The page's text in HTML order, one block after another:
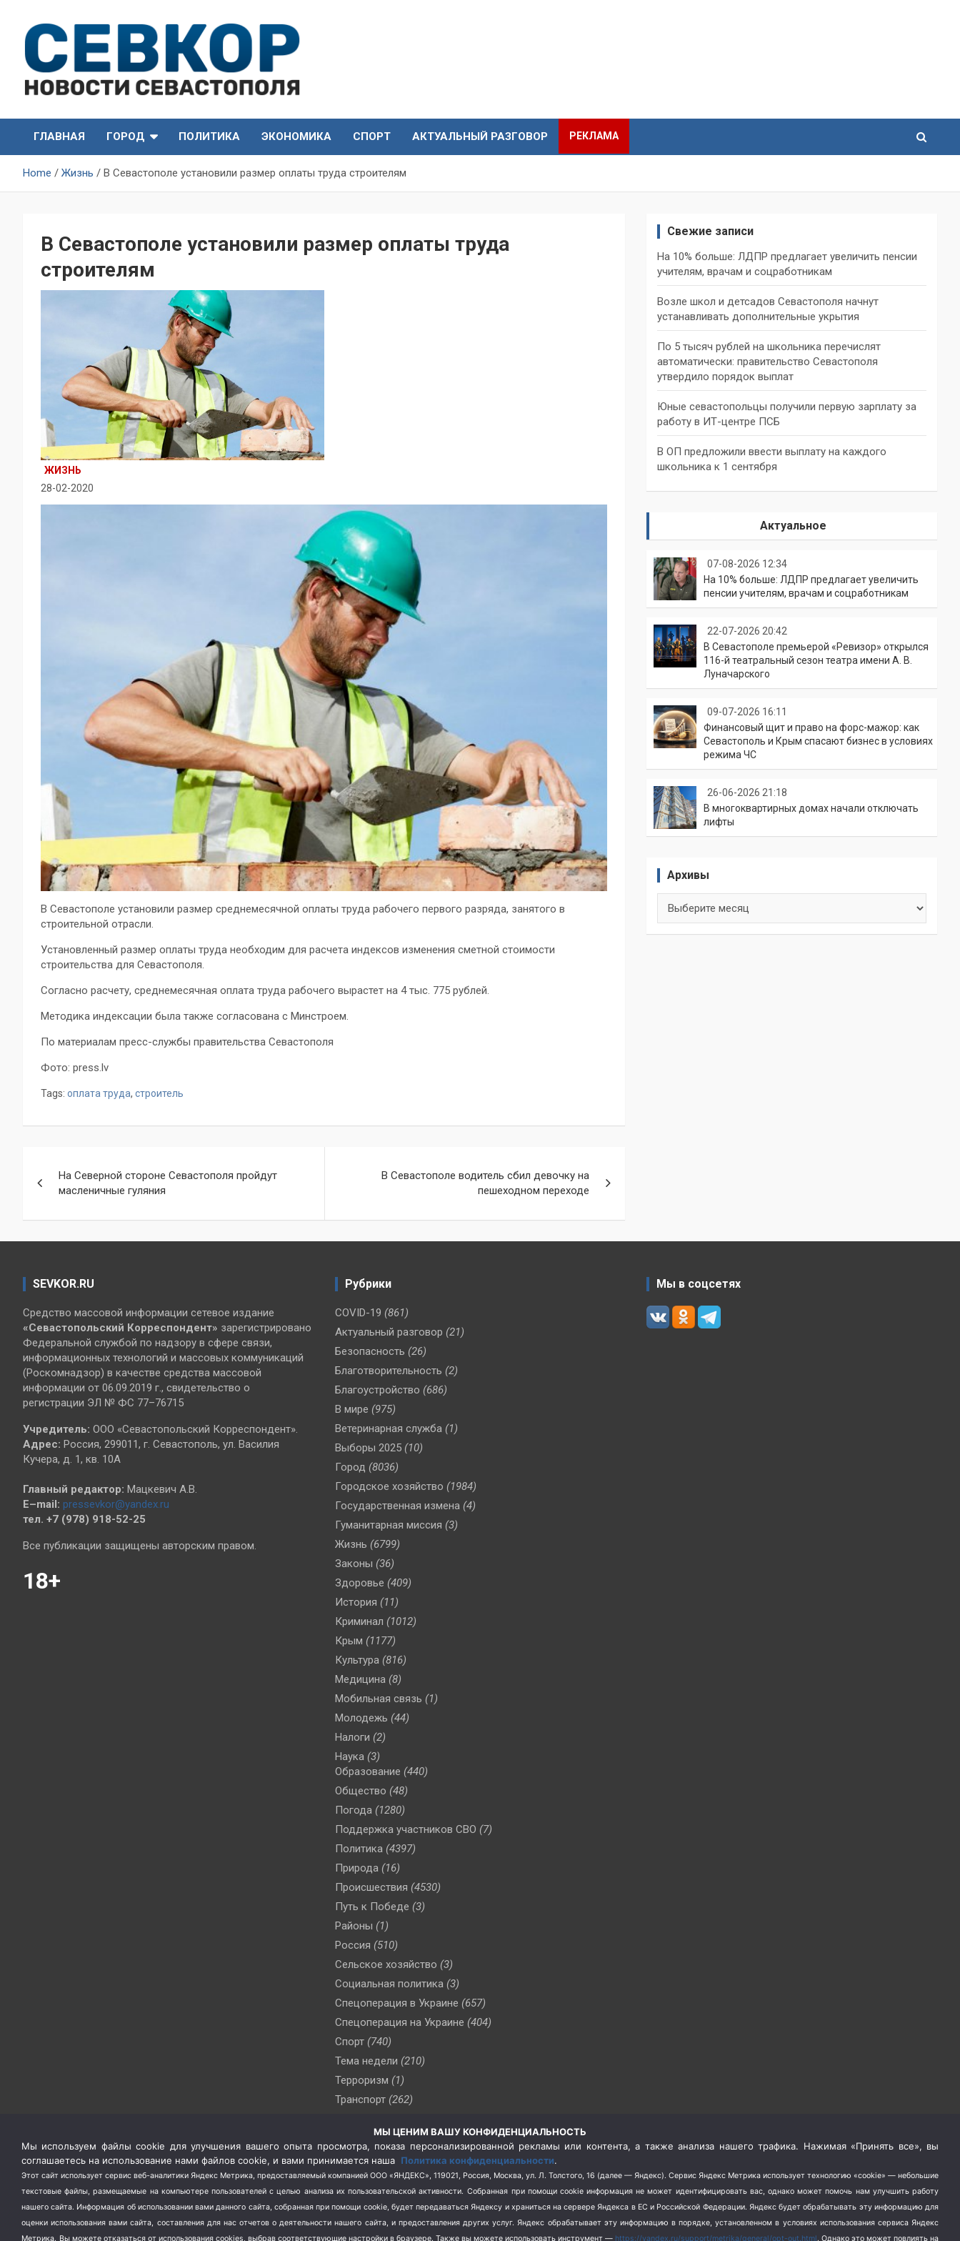
content
СевКор — Новости
Севастополя
Севастополя
ГЛАВНАЯ
ГОРОД ПОЛИТИКА ЭКОНОМИКА СПОРТ АКТУАЛЬНЫЙ РАЗГОВОР РЕКЛАМА
Home Жизнь В Севастополе установили размер оплаты труда строителям
В Севастополе установили размер оплаты труда
строителям
ЖИЗНЬ
28-02-2020
В Севастополе установили размер среднемесячной оплаты труда рабочего первого разряда, занятого в
строительной отрасли.
Установленный размер оплаты труда необходим для расчета индексов изменения сметной стоимости
строительства для Севастополя.
Согласно расчету, среднемесячная оплата труда рабочего вырастет на 4 тыс. 775 рублей.
Методика индексации была также согласована с Минстроем.
По материалам пресс-службы правительства Севастополя
Фото: press.lv
Tags: оплата труда, строитель
по
записям
На Северной стороне Севастополя пройдут
масленичные гуляния
В Севастополе водитель сбил девочку на
пешеходном переходе
Свежие записи
На 10% больше: ЛДПР предлагает увеличить пенсии
учителям, врачам и соцработникам
Возле школ и детсадов Севастополя начнут
устанавливать дополнительные укрытия
По 5 тысяч рублей на школьника перечислят
автоматически: правительство Севастополя
утвердило порядок выплат
Юные севастопольцы получили первую зарплату за
работу в ИТ-центре ПСБ
В ОП предложили ввести выплату на каждого
школьника к 1 сентября
Актуальное
07-08-2026 12:34
На 10% больше: ЛДПР предлагает увеличить
пенсии учителям, врачам и соцработникам
22-07-2026 20:42
В Севастополе премьерой «Ревизор» открылся
116-й театральный сезон театра имени А. В.
Луначарского
09-07-2026 16:11
Финансовый щит и право на форс-мажор: как
Севастополь и Крым спасают бизнес в условиях
режима ЧС
26-06-2026 21:18
В многоквартирных домах начали отключать
лифты
Архивы
SEVKOR.RU
Средство массовой информации сетевое издание
«Севастопольский Корреспондент» зарегистрировано
Федеральной службой по надзору в сфере связи,
информационных технологий и массовых коммуникаций
(Роскомнадзор) в качестве средства массовой
информации от 06.09.2019 г., свидетельство о
регистрации ЭЛ № ФС 77–76715
Учредитель: ООО «Севастопольский Корреспондент».
Адрес: Россия, 299011, г. Севастополь, ул. Василия
Кучера, д. 1, кв. 10А
Главный редактор: Мацкевич А.В.
E–mail: pressevkor@yandex.ru
тел. +7 (978) 918-52-25
Все публикации защищены авторским правом.
18+
Рубрики
COVID-19 (861)
Актуальный разговор (21)
Безопасность (26)
Благотворительность (2)
Благоустройство (686)
В мире (975)
Ветеринарная служба (1)
Выборы 2025 (10)
Город (8036)
Городское хозяйство (1984)
Государственная измена (4)
Гуманитарная миссия (3)
Жизнь (6799)
Законы (36)
Здоровье (409)
История (11)
Криминал (1012)
Крым (1177)
Культура (816)
Медицина (8)
Мобильная связь (1)
Молодежь (44)
Налоги (2)
Наука (3)
Образование (440)
Общество (48)
Погода (1280)
Поддержка участников СВО (7)
Политика (4397)
Природа (16)
Происшествия (4530)
Путь к Победе (3)
Районы (1)
Россия (510)
Сельское хозяйство (3)
Социальная политика (3)
Спецоперация в Украине (657)
Спецоперация на Украине (404)
Спорт (740)
Тема недели (210)
Терроризм (1)
Транспорт (262)
(76)
Цены (2)
Школа и спорт (2)
Экология (8)
Мы в соцсетях
МЫ ЦЕНИМ ВАШУ КОНФИДЕНЦИАЛЬНОСТЬ
Мы используем файлы cookie для улучшения вашего опыта просмотра, показа персонализированной рекламы или контента, а также анализа нашего трафика. Нажимая «Принять все», вы
соглашаетесь на использование нами файлов cookie, и вами принимается наша Политика конфиденциальности.
Этот сайт использует сервис веб-аналитики Яндекс Метрика, предоставляемый компанией ООО «ЯНДЕКС», 119021, Россия, Москва, ул. Л. Толстого, 16 (далее — Яндекс). Сервис Яндекс Метрика использует технологию «cookie» — небольшие
текстовые файлы, размещаемые на компьютере пользователей с целью анализа их пользовательской активности. Собранная при помощи cookie информация не может идентифицировать вас, однако может помочь нам улучшить работу
нашего сайта. Информация об использовании вами данного сайта, собранная при помощи cookie, будет передаваться Яндексу и храниться на сервере Яндекса в ЕС и Российской Федерации. Яндекс будет обрабатывать эту информацию для
оценки использования вами сайта, составления для нас отчетов о деятельности нашего сайта, и предоставления других услуг. Яндекс обрабатывает эту информацию в порядке, установленном в условиях использования сервиса Яндекс
Метрика. Вы можете отказаться от использования cookies, выбрав соответствующие настройки в браузере. Также вы можете использовать инструмент — https://yandex.ru/support/metrika/general/opt-out.html. Однако это может повлиять на